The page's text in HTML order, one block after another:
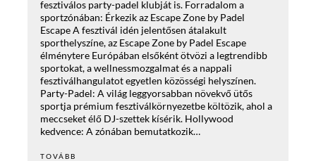
fesztiválos party-padel klubját is. Forradalom a
sportzónában: Érkezik az Escape Zone by Padel
Escape A fesztivál idén jelentősen átalakult
sporthelyszíne, az Escape Zone by Padel Escape
élménytere Európában elsőként ötvözi a legtrendibb
sportokat, a wellnessmozgalmat és a nappali
fesztiválhangulatot egyetlen közösségi helyszínen.
Party-Padel: A világ leggyorsabban növekvő ütős
sportja prémium fesztiválkörnyezetbe költözik, ahol a
meccseket élő DJ-szettek kísérik. Hollywood
kedvence: A zónában bemutatkozik…
TOVÁBB